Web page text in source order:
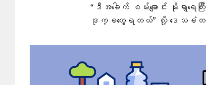
“ဒီအခေါက် စမ်းချောင်း မိုးရွာရေ
ဒုက္ခတွေ့ရတယ်” လို့ ဒေသခံတစ်